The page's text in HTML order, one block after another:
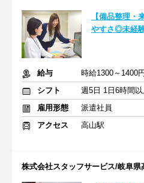
【備品整理
やすさ◎未経
給与
時給1300～1400
シフト
週5日 1日6時間
雇用形態
派遣社員
アクセス
高山駅
株式会社スタッフサービス/岐阜県